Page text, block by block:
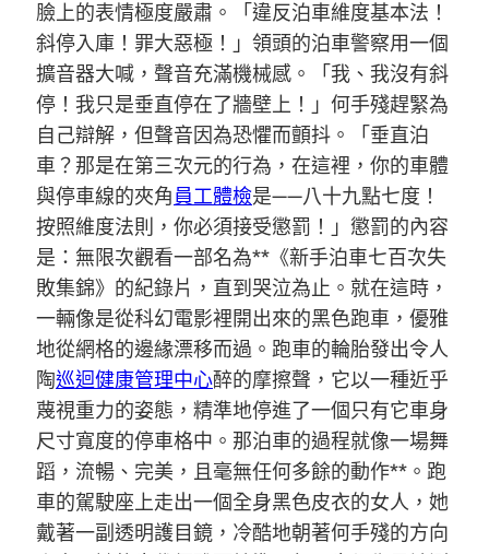
臉上的表情極度嚴肅。「違反泊車維度基本法！
斜停入庫！罪大惡極！」領頭的泊車警察用一個
擴音器大喊，聲音充滿機械感。「我、我沒有斜
停！我只是垂直停在了牆壁上！」何手殘趕緊為
自己辯解，但聲音因為恐懼而顫抖。「垂直泊
車？那是在第三次元的行為，在這裡，你的車體
與停車線的夾角員工體檢是——八十九點七度！
按照維度法則，你必須接受懲罰！」懲罰的內容
是：無限次觀看一部名為**《新手泊車七百次失
敗集錦》的紀錄片，直到哭泣為止。就在這時，
一輛像是從科幻電影裡開出來的黑色跑車，優雅
地從網格的邊緣漂移而過。跑車的輪胎發出令人
陶巡迴健康管理中心醉的摩擦聲，它以一種近乎
蔑視重力的姿態，精準地停進了一個只有它車身
尺寸寬度的停車格中。那泊車的過程就像一場舞
蹈，流暢、完美，且毫無任何多餘的動作**。跑
車的駕駛座上走出一個全身黑色皮衣的女人，她
戴著一副透明護目鏡，冷酷地朝著何手殘的方向